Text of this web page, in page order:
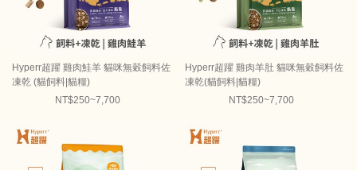
Hyperr超躍 雞肉鮭羊 貓咪無穀飼料佐
凍乾 (貓飼料|貓糧)
NT$250~7,700
Hyperr超躍 雞肉羊肚 貓咪無穀飼料佐
凍乾(貓飼料|貓糧)
NT$250~7,700